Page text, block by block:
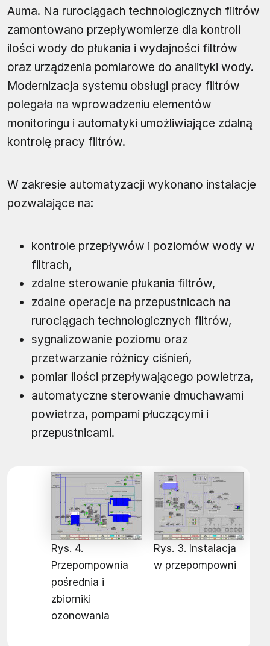
Auma. Na rurociągach technologicznych filtrów
zamontowano przepływomierze dla kontroli
ilości wody do płukania i wydajności filtrów
oraz urządzenia pomiarowe do analityki wody.
Modernizacja systemu obsługi pracy filtrów
polegała na wprowadzeniu elementów
monitoringu i automatyki umożliwiające zdalną
kontrolę pracy filtrów.
W zakresie automatyzacji wykonano instalacje
pozwalające na:
kontrole przepływów i poziomów wody w
filtrach,
zdalne sterowanie płukania filtrów,
zdalne operacje na przepustnicach na
rurociągach technologicznych filtrów,
sygnalizowanie poziomu oraz
przetwarzanie różnicy ciśnień,
pomiar ilości przepływającego powietrza,
automatyczne sterowanie dmuchawami
powietrza, pompami płuczącymi i
przepustnicami.
Rys. 3. Instalacja
w przepompowni
Rys. 4.
Przepompownia
pośrednia i
zbiorniki
ozonowania